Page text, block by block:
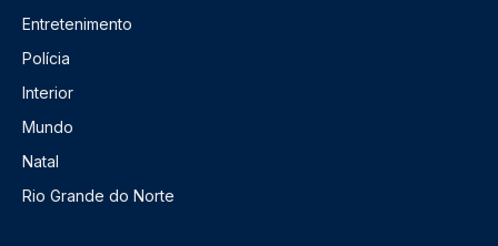
Entretenimento
Polícia
Interior
Mundo
Natal
Rio Grande do Norte